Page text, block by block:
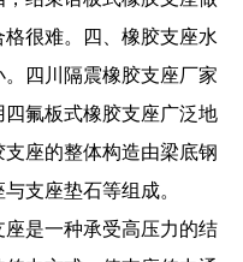
很难。四、橡胶支座水
四川隔震橡胶支座厂家
氟板式橡胶支座广泛地
座的整体构造由梁底钢
支座垫石等组成。
是一种承受高压力的结